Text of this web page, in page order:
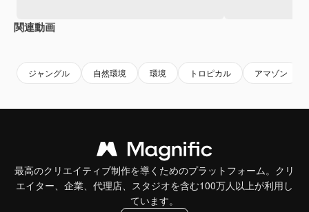
関連動画
ジャングル 自然環境 環境 トロピカル アマゾン
最高のクリエイティブ制作を導くためのプラットフォーム。クリ
エイター、企業、代理店、スタジオを含む100万人以上が利用し
ています。